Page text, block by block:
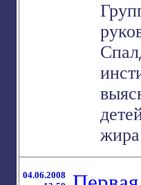
04.06.2008